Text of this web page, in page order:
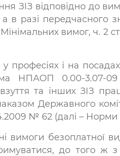
ЗІЗ відповідно до
а в разі
Мінімальних вимог, ч. 2
професіях і на
НПАОП 0.00-3.07-09
та інших ЗІЗ
Державного
№ 62 (далі – Норми
вимоги безоплатної
до того ж з